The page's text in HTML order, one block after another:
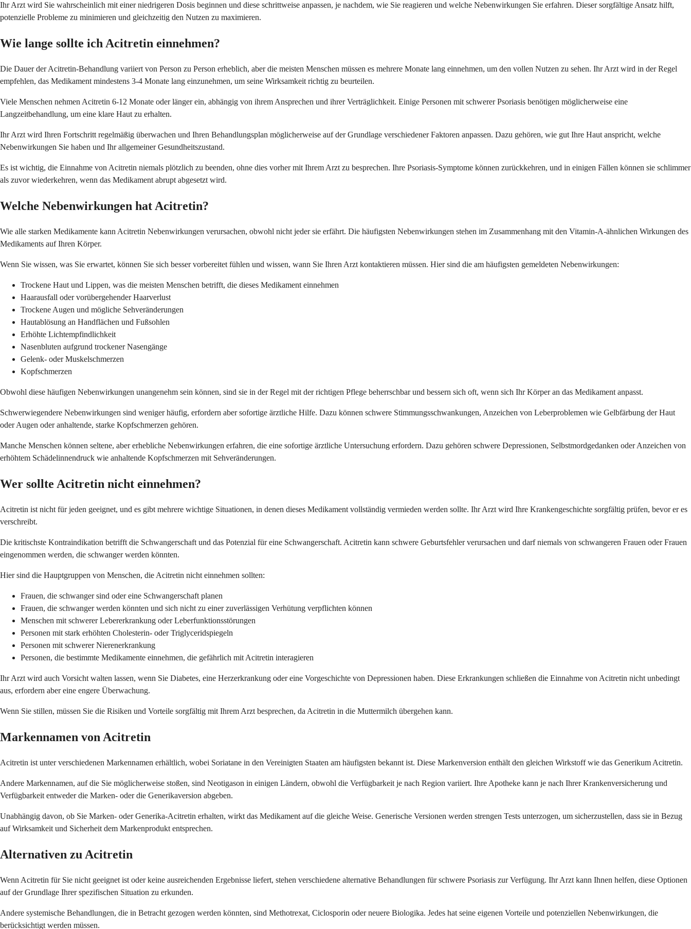
Ihr Arzt wird Sie wahrscheinlich mit einer niedrigeren Dosis beginnen und diese schrittweise anpassen, je nachdem, wie Sie reagieren und welche Nebenwirkungen Sie erfahren. Dieser sorgfältige Ansatz hilft,
potenzielle Probleme zu minimieren und gleichzeitig den Nutzen zu maximieren.
Wie lange sollte ich Acitretin einnehmen?
Die Dauer der Acitretin-Behandlung variiert von Person zu Person erheblich, aber die meisten Menschen müssen es mehrere Monate lang einnehmen, um den vollen Nutzen zu sehen. Ihr Arzt wird in der Regel
empfehlen, das Medikament mindestens 3-4 Monate lang einzunehmen, um seine Wirksamkeit richtig zu beurteilen.
Viele Menschen nehmen Acitretin 6-12 Monate oder länger ein, abhängig von ihrem Ansprechen und ihrer Verträglichkeit. Einige Personen mit schwerer Psoriasis benötigen möglicherweise eine
Langzeitbehandlung, um eine klare Haut zu erhalten.
Ihr Arzt wird Ihren Fortschritt regelmäßig überwachen und Ihren Behandlungsplan möglicherweise auf der Grundlage verschiedener Faktoren anpassen. Dazu gehören, wie gut Ihre Haut anspricht, welche
Nebenwirkungen Sie haben und Ihr allgemeiner Gesundheitszustand.
Es ist wichtig, die Einnahme von Acitretin niemals plötzlich zu beenden, ohne dies vorher mit Ihrem Arzt zu besprechen. Ihre Psoriasis-Symptome können zurückkehren, und in einigen Fällen können sie schlimmer
als zuvor wiederkehren, wenn das Medikament abrupt abgesetzt wird.
Welche Nebenwirkungen hat Acitretin?
Wie alle starken Medikamente kann Acitretin Nebenwirkungen verursachen, obwohl nicht jeder sie erfährt. Die häufigsten Nebenwirkungen stehen im Zusammenhang mit den Vitamin-A-ähnlichen Wirkungen des
Medikaments auf Ihren Körper.
Wenn Sie wissen, was Sie erwartet, können Sie sich besser vorbereitet fühlen und wissen, wann Sie Ihren Arzt kontaktieren müssen. Hier sind die am häufigsten gemeldeten Nebenwirkungen:
Trockene Haut und Lippen, was die meisten Menschen betrifft, die dieses Medikament einnehmen
Haarausfall oder vorübergehender Haarverlust
Trockene Augen und mögliche Sehveränderungen
Hautablösung an Handflächen und Fußsohlen
Erhöhte Lichtempfindlichkeit
Nasenbluten aufgrund trockener Nasengänge
Gelenk- oder Muskelschmerzen
Kopfschmerzen
Obwohl diese häufigen Nebenwirkungen unangenehm sein können, sind sie in der Regel mit der richtigen Pflege beherrschbar und bessern sich oft, wenn sich Ihr Körper an das Medikament anpasst.
Schwerwiegendere Nebenwirkungen sind weniger häufig, erfordern aber sofortige ärztliche Hilfe. Dazu können schwere Stimmungsschwankungen, Anzeichen von Leberproblemen wie Gelbfärbung der Haut
oder Augen oder anhaltende, starke Kopfschmerzen gehören.
Manche Menschen können seltene, aber erhebliche Nebenwirkungen erfahren, die eine sofortige ärztliche Untersuchung erfordern. Dazu gehören schwere Depressionen, Selbstmordgedanken oder Anzeichen von
erhöhtem Schädelinnendruck wie anhaltende Kopfschmerzen mit Sehveränderungen.
Wer sollte Acitretin nicht einnehmen?
Acitretin ist nicht für jeden geeignet, und es gibt mehrere wichtige Situationen, in denen dieses Medikament vollständig vermieden werden sollte. Ihr Arzt wird Ihre Krankengeschichte sorgfältig prüfen, bevor er es
verschreibt.
Die kritischste Kontraindikation betrifft die Schwangerschaft und das Potenzial für eine Schwangerschaft. Acitretin kann schwere Geburtsfehler verursachen und darf niemals von schwangeren Frauen oder Frauen
eingenommen werden, die schwanger werden könnten.
Hier sind die Hauptgruppen von Menschen, die Acitretin nicht einnehmen sollten:
Frauen, die schwanger sind oder eine Schwangerschaft planen
Frauen, die schwanger werden könnten und sich nicht zu einer zuverlässigen Verhütung verpflichten können
Menschen mit schwerer Lebererkrankung oder Leberfunktionsstörungen
Personen mit stark erhöhten Cholesterin- oder Triglyceridspiegeln
Personen mit schwerer Nierenerkrankung
Personen, die bestimmte Medikamente einnehmen, die gefährlich mit Acitretin interagieren
Ihr Arzt wird auch Vorsicht walten lassen, wenn Sie Diabetes, eine Herzerkrankung oder eine Vorgeschichte von Depressionen haben. Diese Erkrankungen schließen die Einnahme von Acitretin nicht unbedingt
aus, erfordern aber eine engere Überwachung.
Wenn Sie stillen, müssen Sie die Risiken und Vorteile sorgfältig mit Ihrem Arzt besprechen, da Acitretin in die Muttermilch übergehen kann.
Markennamen von Acitretin
Acitretin ist unter verschiedenen Markennamen erhältlich, wobei Soriatane in den Vereinigten Staaten am häufigsten bekannt ist. Diese Markenversion enthält den gleichen Wirkstoff wie das Generikum Acitretin.
Andere Markennamen, auf die Sie möglicherweise stoßen, sind Neotigason in einigen Ländern, obwohl die Verfügbarkeit je nach Region variiert. Ihre Apotheke kann je nach Ihrer Krankenversicherung und
Verfügbarkeit entweder die Marken- oder die Generikaversion abgeben.
Unabhängig davon, ob Sie Marken- oder Generika-Acitretin erhalten, wirkt das Medikament auf die gleiche Weise. Generische Versionen werden strengen Tests unterzogen, um sicherzustellen, dass sie in Bezug
auf Wirksamkeit und Sicherheit dem Markenprodukt entsprechen.
Alternativen zu Acitretin
Wenn Acitretin für Sie nicht geeignet ist oder keine ausreichenden Ergebnisse liefert, stehen verschiedene alternative Behandlungen für schwere Psoriasis zur Verfügung. Ihr Arzt kann Ihnen helfen, diese Optionen
auf der Grundlage Ihrer spezifischen Situation zu erkunden.
Andere systemische Behandlungen, die in Betracht gezogen werden könnten, sind Methotrexat, Ciclosporin oder neuere Biologika. Jedes hat seine eigenen Vorteile und potenziellen Nebenwirkungen, die
berücksichtigt werden müssen.